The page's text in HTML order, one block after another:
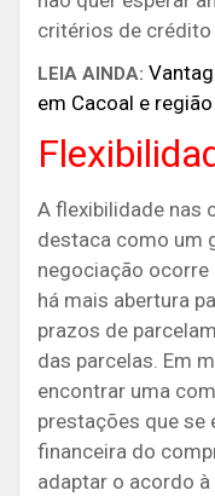
critérios de crédito
LEIA AINDA:
em Cacoal e região
A flexibilidade nas
destaca como um
negociação
há mais abertura
prazos de
das parcelas. Em
encontrar uma
prestações que se
financeira do
adaptar o acordo